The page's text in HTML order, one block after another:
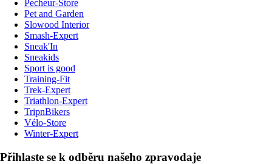
Pecheur-Store
Pet and Garden
Slowood Interior
Smash-Expert
Sneak'In
Sneakids
Sport is good
Training-Fit
Trek-Expert
Triathlon-Expert
TripnBikers
Vélo-Store
Winter-Expert
Přihlaste se k odběru našeho zpravodaje